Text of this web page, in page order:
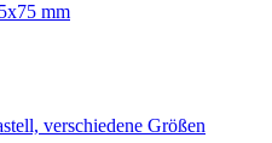
mm
verschiedene Größen